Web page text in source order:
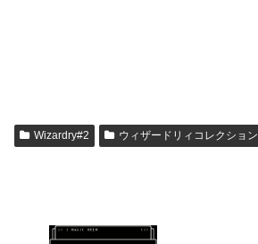
Wizardry#2 ウィザードリィコレクション